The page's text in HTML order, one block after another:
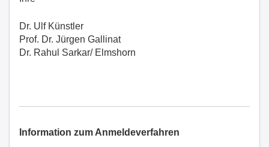
Dr. Ulf Künstler
Prof. Dr. Jürgen Gallinat
Dr. Rahul Sarkar/ Elmshorn
Information zum Anmeldeverfahren